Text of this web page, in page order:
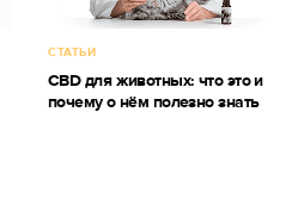
СТАТЬИ
CBD для животных: что это и
почему о нём полезно знать